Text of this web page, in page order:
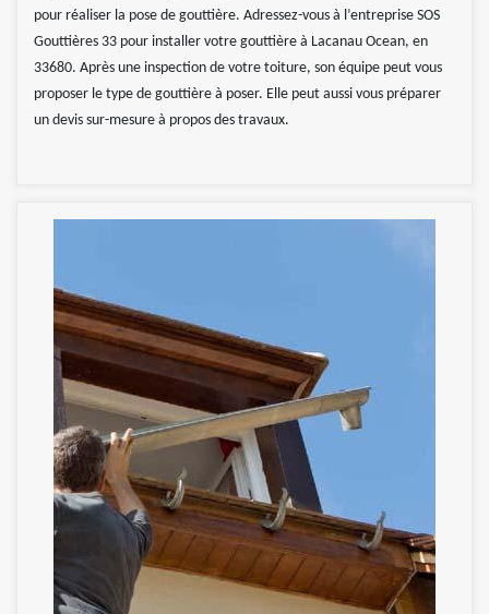
pour réaliser la pose de gouttière. Adressez-vous à l’entreprise SOS
Gouttières 33 pour installer votre gouttière à Lacanau Ocean, en
33680. Après une inspection de votre toiture, son équipe peut vous
proposer le type de gouttière à poser. Elle peut aussi vous préparer
un devis sur-mesure à propos des travaux.